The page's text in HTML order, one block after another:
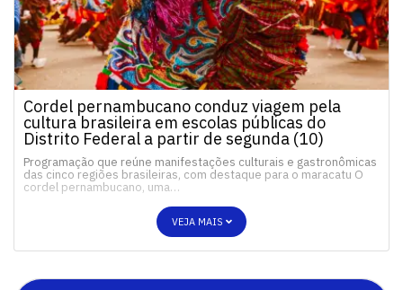
Cordel pernambucano conduz viagem pela
cultura brasileira em escolas públicas do
Distrito Federal a partir de segunda (10)
Programação que reúne manifestações culturais e gastronômicas
das cinco regiões brasileiras, com destaque para o maracatu O
cordel pernambucano, uma…
VEJA MAIS